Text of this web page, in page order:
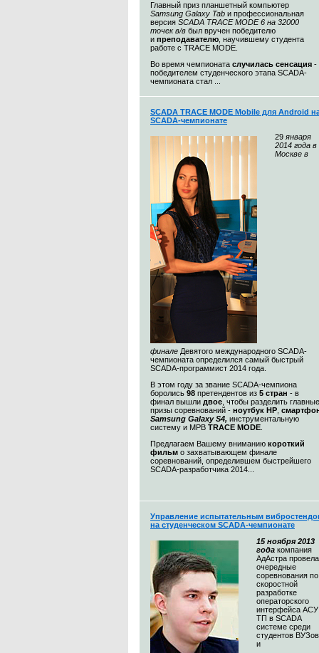
Главный приз планшетный компьютер
Samsung Galaxy Tab и профессиональная
версия SCADA TRACE MODE 6 на 32000
точек в/в был вручен победителю
и преподавателю , научившему студента
работе с TRACE MODE.
Во время чемпионата случилась сенсация -
победителем студенческого этапа SCADA-
чемпионата стал ...
SCADA TRACE MODE Mobile для Android
SCADA-чемпионате
29 января
2014 года в
Москве в
финале Девятого международного SCADA-
чемпионата определился самый быстрый
SCADA-программист 2014 года.
В этом году за звание SCADA-чемпиона
боролись 98 претендентов из 5 стран - в
финал вышли двое , чтобы разделить главные
призы соревнований - ноутбук HP
Samsung Galaxy S4, инструментальную
систему и МРВ TRACE MODE
Предлагаем Вашему вниманию короткий
фильм о захватывающем финале
соревнований, определившем быстрейшего
SCADA-разработчика 2014...
Управление испытательным
на студенческом SCADA-чемпионате
15 ноября 2013
года компания
АдАстра провела
очередные
соревнования по
скоростной
разработке
операторского
интерфейса АСУ
ТП в SCADA
системе среди
студентов ВУЗов
и